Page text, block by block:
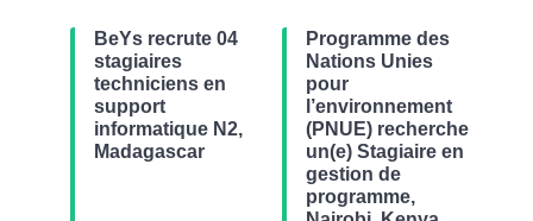
BeYs recrute 04
stagiaires
techniciens en
support
informatique N2,
Madagascar
Programme des
Nations Unies
pour
l’environnement
(PNUE) recherche
un(e) Stagiaire en
gestion de
programme,